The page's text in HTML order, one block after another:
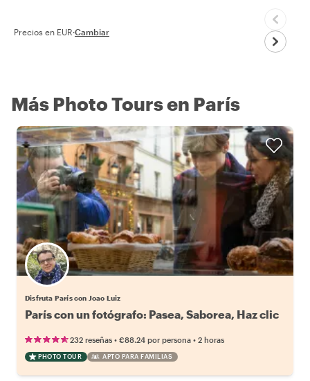
Precios en EUR·Cambiar
Más Photo Tours en París
Disfruta París con Joao Luiz
París con un fotógrafo: Pasea, Saborea, Haz clic
232 reseñas • €88.24 por persona • 2 horas
PHOTO TOUR APTO PARA FAMILIAS